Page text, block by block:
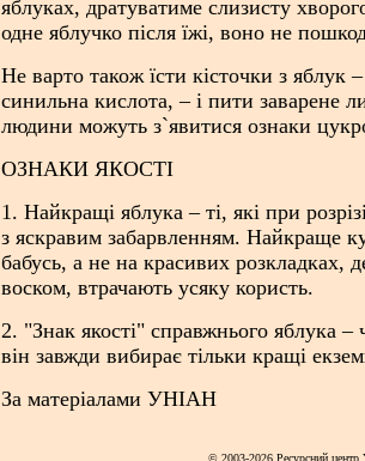
яблуках, дратуватиме слизисту
одне яблучко після їжі, воно не
Не варто також їсти кісточки з яблук
синильна кислота, – і пити заварене
людини можуть з`явитися ознаки
ОЗНАКИ ЯКОСТІ
1. Найкращі яблука – ті, які при
з яскравим забарвленням. Найкраще
бабусь, а не на красивих розкладках,
воском, втрачають усяку користь.
2. "Знак якості" справжнього яблука
він завжди вибирає тільки кращі
За матеріалами УНІАН
© 2003-2026 Ресурсний